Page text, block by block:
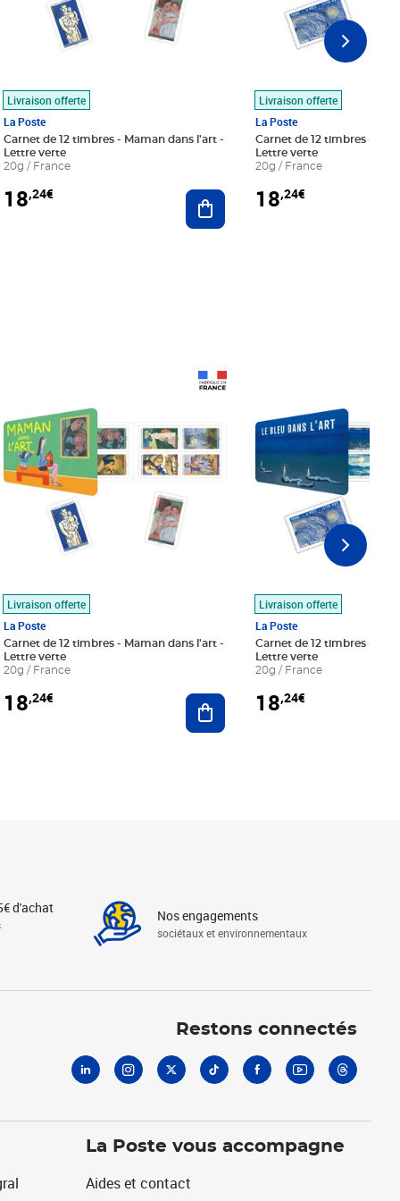
au panier
Livraison offerte
La Poste
Carnet de 12 timbres - Maman dans l'art -
Lettre verte
20g / France
18,24€ Ajouter au panier
Livraison offerte
La Poste
Carnet de 12 timbres - Le
Lettre verte
20g / France
18,24€
au panier
Livraison offerte
La Poste
Carnet de 12 timbres - Maman dans l'art -
Lettre verte
20g / France
18,24€ Ajouter au panier
Livraison offerte
La Poste
Carnet de 12 timbres - Le
Lettre verte
20g / France
18,24€
d'achat Nos engagements
sociétaux et environnementaux
Restons connectés
La Poste vous accompagne
Aides et contact